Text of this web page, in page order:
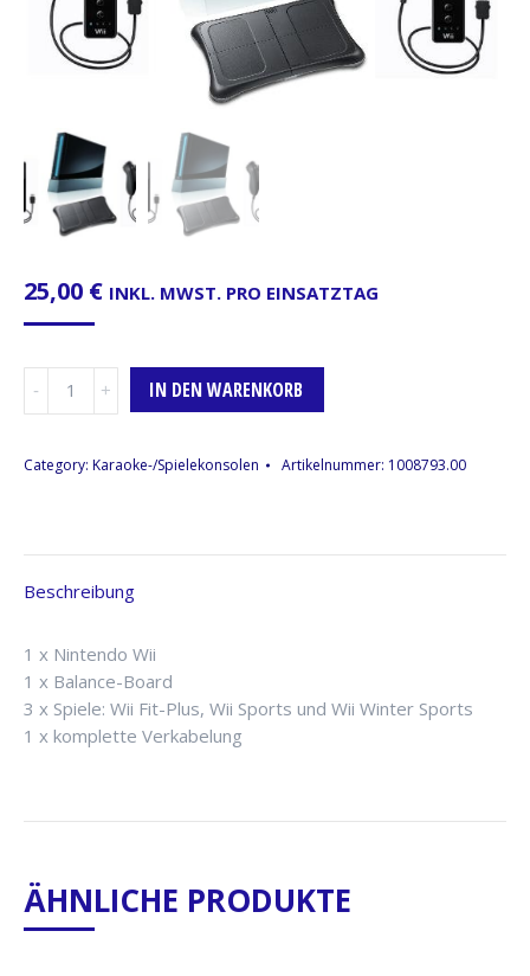
25,00 € INKL. MWST. PRO EINSATZTAG
1
IN DEN WARENKORB
Category: Karaoke-/Spielekonsolen Artikelnummer: 1008793.00
Beschreibung
1 x Nintendo Wii
1 x Balance-Board
3 x Spiele: Wii Fit-Plus, Wii Sports und Wii Winter Sports
1 x komplette Verkabelung
ÄHNLICHE PRODUKTE